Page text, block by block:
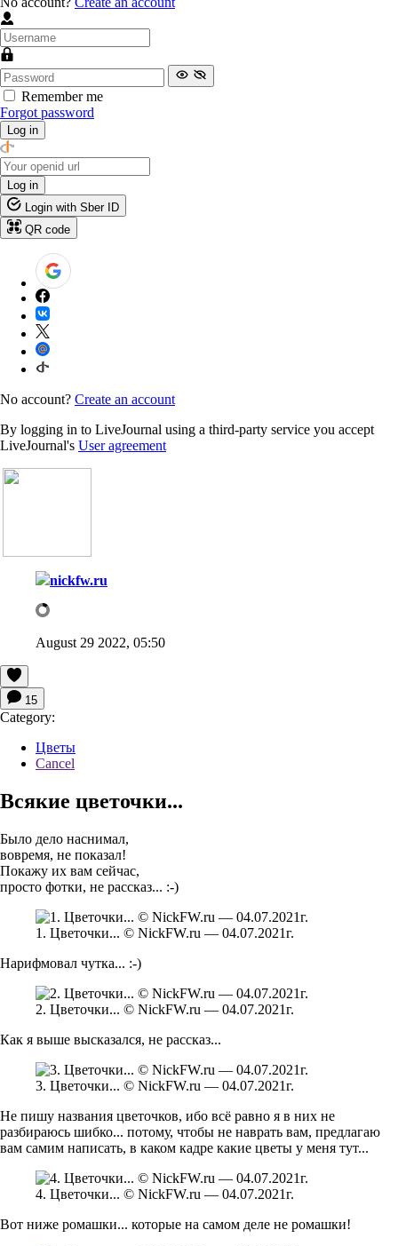
Remember me
Forgot password
Log in
Log in
Login with Sber ID
QR code
No account? Create an account
By logging in to LiveJournal using a third-party service you accept
LiveJournal's User agreement
nickfw.ru
August 29 2022, 05:50
15
Category:
Цветы
Cancel
Всякие цветочки...
Было дело наснимал,
вовремя, не показал!
Покажу их вам сейчас,
просто фотки, не рассказ... :-)
1. Цветочки... © NickFW.ru — 04.07.2021г.
Нарифмовал чутка... :-)
2. Цветочки... © NickFW.ru — 04.07.2021г.
Как я выше высказался, не рассказ...
3. Цветочки... © NickFW.ru — 04.07.2021г.
Не пишу названия цветочков, ибо всё равно я в них не
разбираюсь шибко... потому, чтобы не наврать вам, предлагаю
вам самим написать, в каком кадре какие цветы у меня тут...
4. Цветочки... © NickFW.ru — 04.07.2021г.
Вот ниже ромашки... которые на самом деле не ромашки!